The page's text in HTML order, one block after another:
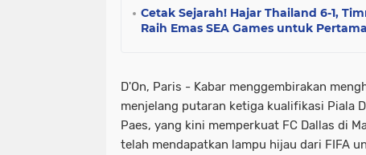
Cetak Sejarah! Hajar Thailand 6-1,
Raih Emas SEA Games untuk
D'On, Paris - Kabar menggembirakan
menjelang putaran ketiga kualifikasi Piala
Paes, yang kini memperkuat FC Dallas di
telah mendapatkan lampu hijau dari FIFA